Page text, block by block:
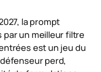
la prompt
par un meilleur filtre
est un jeu du
perd,